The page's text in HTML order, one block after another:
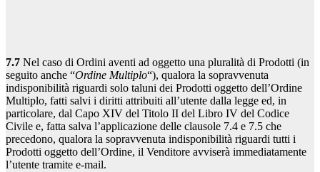
7.7 Nel caso di Ordini aventi ad oggetto una pluralità di Prodotti (in
seguito anche “Ordine Multiplo“), qualora la sopravvenuta
indisponibilità riguardi solo taluni dei Prodotti oggetto dell’Ordine
Multiplo, fatti salvi i diritti attribuiti all’utente dalla legge ed, in
particolare, dal Capo XIV del Titolo II del Libro IV del Codice
Civile e, fatta salva l’applicazione delle clausole 7.4 e 7.5 che
precedono, qualora la sopravvenuta indisponibilità riguardi tutti i
Prodotti oggetto dell’Ordine, il Venditore avviserà immediatamente
l’utente tramite e-mail.